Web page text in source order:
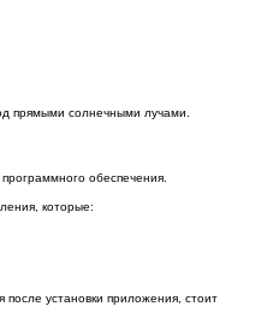
прямыми солнечными лучами.
обеспечения.
которые:
установки приложения, стоит